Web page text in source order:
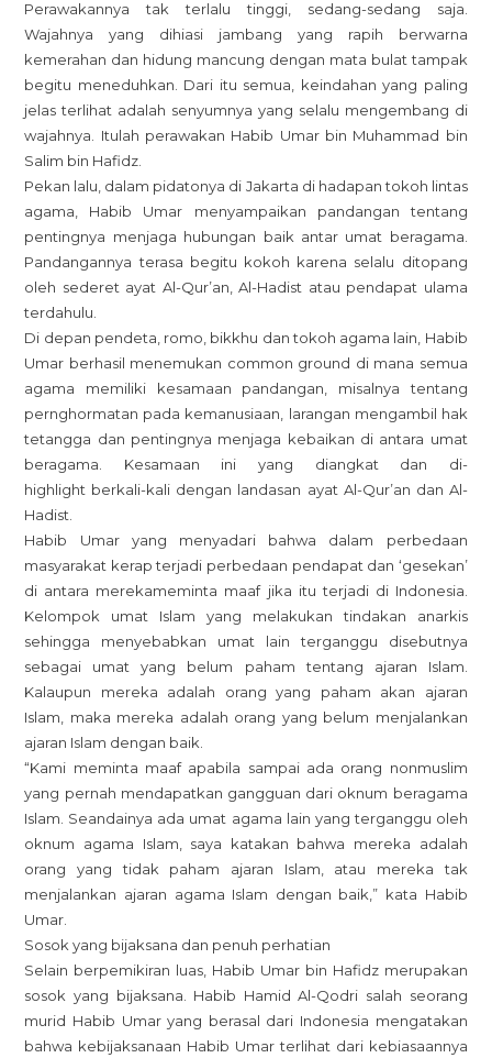
Umar
Bin
Hafidz
Perawakannya tak terlalu tinggi, sedang-sedang saja.
Wajahnya yang dihiasi jambang yang rapih berwarna
kemerahan dan hidung mancung dengan mata bulat tampak
begitu meneduhkan. Dari itu semua, keindahan yang paling
jelas terlihat adalah senyumnya yang selalu mengembang di
wajahnya. Itulah perawakan Habib Umar bin Muhammad bin
Salim bin Hafidz.
Pekan lalu, dalam pidatonya di Jakarta di hadapan tokoh lintas
agama, Habib Umar menyampaikan pandangan tentang
pentingnya menjaga hubungan baik antar umat beragama.
Pandangannya terasa begitu kokoh karena selalu ditopang
oleh sederet ayat Al-Qur’an, Al-Hadist atau pendapat ulama
terdahulu.
Di depan pendeta, romo, bikkhu dan tokoh agama lain, Habib
Umar berhasil menemukan common ground di mana semua
agama memiliki kesamaan pandangan, misalnya tentang
pernghormatan pada kemanusiaan, larangan mengambil hak
tetangga dan pentingnya menjaga kebaikan di antara umat
beragama. Kesamaan ini yang diangkat dan di-
highlight berkali-kali dengan landasan ayat Al-Qur’an dan Al-
Hadist.
Habib Umar yang menyadari bahwa dalam perbedaan
masyarakat kerap terjadi perbedaan pendapat dan ‘gesekan’
di antara merekameminta maaf jika itu terjadi di Indonesia.
Kelompok umat Islam yang melakukan tindakan anarkis
sehingga menyebabkan umat lain terganggu disebutnya
sebagai umat yang belum paham tentang ajaran Islam.
Kalaupun mereka adalah orang yang paham akan ajaran
Islam, maka mereka adalah orang yang belum menjalankan
ajaran Islam dengan baik.
“Kami meminta maaf apabila sampai ada orang nonmuslim
yang pernah mendapatkan gangguan dari oknum beragama
Islam. Seandainya ada umat agama lain yang terganggu oleh
oknum agama Islam, saya katakan bahwa mereka adalah
orang yang tidak paham ajaran Islam, atau mereka tak
menjalankan ajaran agama Islam dengan baik,” kata Habib
Umar.
Sosok yang bijaksana dan penuh perhatian
Selain berpemikiran luas, Habib Umar bin Hafidz merupakan
sosok yang bijaksana. Habib Hamid Al-Qodri salah seorang
murid Habib Umar yang berasal dari Indonesia mengatakan
bahwa kebijaksanaan Habib Umar terlihat dari kebiasaannya